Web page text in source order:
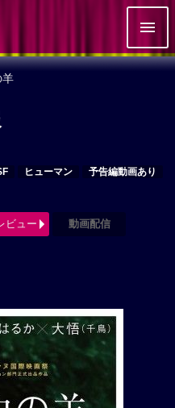
ヒューマン 予告編動画あり
ビュー 動画配信